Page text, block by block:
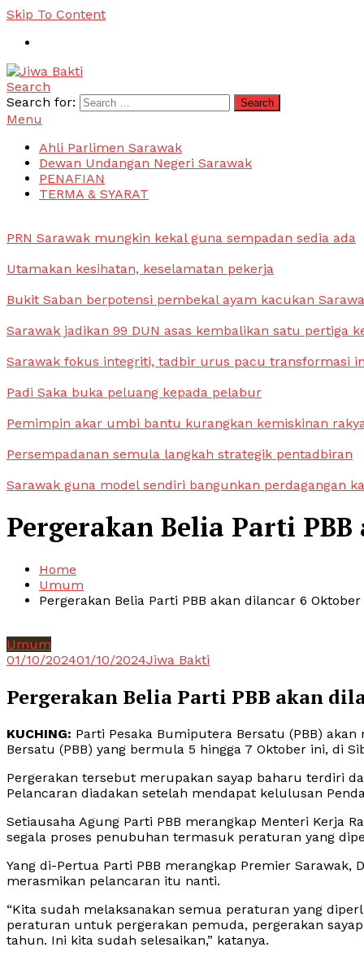
Skip To Content
Jiwa Bakti
Suara PBB Sarawak
Search
Search for:
Menu
Ahli Parlimen Sarawak
Dewan Undangan Negeri Sarawak
PENAFIAN
TERMA & SYARAT
PRN Sarawak mungkin kekal guna sempadan sedia ada
Utamakan kesihatan, keselamatan pekerja
Bukit Saban berpotensi pembekal ayam kacukan
Sarawak jadikan 99 DUN asas kembalikan satu pertiga
Sarawak fokus integriti, tadbir urus pacu transformasi
Padi Saka buka peluang kepada pelabur
Pemimpin akar umbi bantu kurangkan kemiskinan
Persempadanan semula langkah strategik pentadbiran
Sarawak guna model sendiri bangunkan perdagangan
Pergerakan Belia Parti
Home
Umum
Pergerakan Belia Parti PBB akan dilancar 6 Oktober
Umum
01/10/202401/10/2024Jiwa Bakti
Pergerakan Belia Parti PBB akan
KUCHING: Parti Pesaka Bumiputera Bersatu (PBB)
Bersatu (PBB) yang bermula 5 hingga 7 Oktober ini, di
Pergerakan tersebut merupakan sayap baharu terdiri
Pelancaran diadakan setelah mendapat kelulusan
Setiausaha Agung Parti PBB merangkap Menteri Kerja
segala proses penubuhan termasuk peraturan yang
Yang di-Pertua Parti PBB merangkap Premier Sarawak,
merasmikan pelancaran itu nanti.
“Kita sudah melaksanakan semua peraturan yang
peraturan untuk pergerakan pemuda, pergerakan
tahun. Ini kita sudah selesaikan,” katanya.